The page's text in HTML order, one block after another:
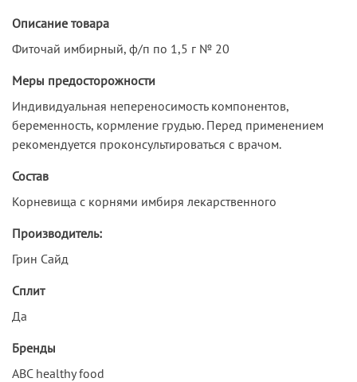
Описание товара
Фиточай имбирный, ф/п по 1,5 г № 20
Меры предосторожности
Индивидуальная непереносимость компонентов,
беременность, кормление грудью. Перед применением
рекомендуется проконсультироваться с врачом.
Состав
Корневища с корнями имбиря лекарственного
Производитель:
Грин Сайд
Сплит
Да
Бренды
ABC healthy food